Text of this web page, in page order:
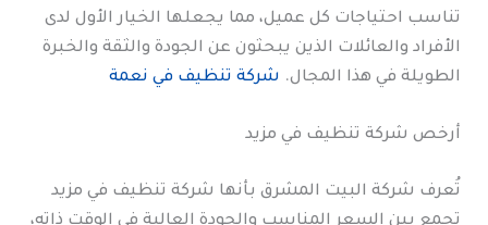
تناسب احتياجات كل عميل، مما يجعلها الخيار الأول لدى
الأفراد والعائلات الذين يبحثون عن الجودة والثقة والخبرة
الطويلة في هذا المجال. شركة تنظيف في نعمة
أرخص شركة تنظيف في مزيد
تُعرف شركة البيت المشرق بأنها شركة تنظيف في مزيد
تجمع بين السعر المناسب والجودة العالية في الوقت ذاته،